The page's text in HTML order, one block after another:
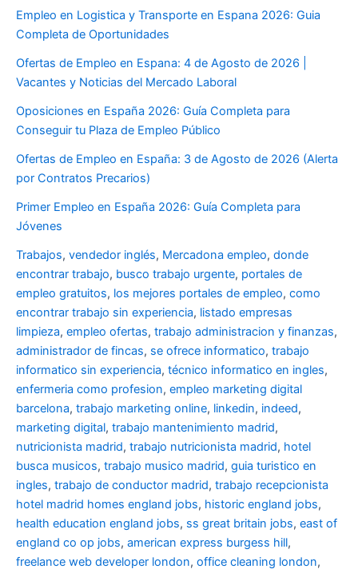
Empleo en Logistica y Transporte en Espana 2026: Guia
Completa de Oportunidades
Ofertas de Empleo en Espana: 4 de Agosto de 2026 |
Vacantes y Noticias del Mercado Laboral
Oposiciones en España 2026: Guía Completa para
Conseguir tu Plaza de Empleo Público
Ofertas de Empleo en España: 3 de Agosto de 2026 (Alerta
por Contratos Precarios)
Primer Empleo en España 2026: Guía Completa para
Jóvenes
Trabajos, vendedor inglés, Mercadona empleo, donde
encontrar trabajo, busco trabajo urgente, portales de
empleo gratuitos, los mejores portales de empleo, como
encontrar trabajo sin experiencia, listado empresas
limpieza, empleo ofertas, trabajo administracion y finanzas,
administrador de fincas, se ofrece informatico, trabajo
informatico sin experiencia, técnico informatico en ingles,
enfermeria como profesion, empleo marketing digital
barcelona, trabajo marketing online, linkedin, indeed,
marketing digital, trabajo mantenimiento madrid,
nutricionista madrid, trabajo nutricionista madrid, hotel
busca musicos, trabajo musico madrid, guia turistico en
ingles, trabajo de conductor madrid, trabajo recepcionista
hotel madrid homes england jobs, historic england jobs,
health education england jobs, ss great britain jobs, east of
england co op jobs, american express burgess hill,
freelance web developer london, office cleaning london,